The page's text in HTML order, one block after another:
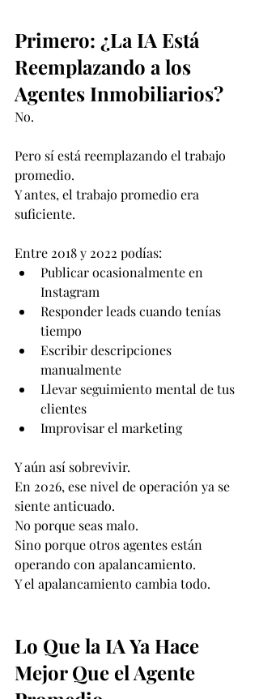
Primero: ¿La IA Está
Reemplazando a los
Agentes Inmobiliarios?
No.
Pero sí está reemplazando el trabajo
promedio.
Y antes, el trabajo promedio era
suficiente.
Entre 2018 y 2022 podías:
Publicar ocasionalmente en
Instagram
Responder leads cuando tenías
tiempo
Escribir descripciones
manualmente
Llevar seguimiento mental de tus
clientes
Improvisar el marketing
Y aún así sobrevivir.
En 2026, ese nivel de operación ya se
siente anticuado.
No porque seas malo.
Sino porque otros agentes están
operando con apalancamiento.
Y el apalancamiento cambia todo.
Lo Que la IA Ya Hace
Mejor Que el Agente